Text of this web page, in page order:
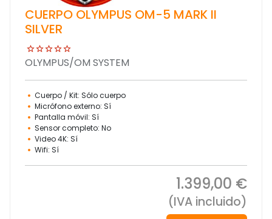
CUERPO OLYMPUS OM-5 MARK II
SILVER
OLYMPUS/OM SYSTEM
Cuerpo / Kit: Sólo cuerpo
Micrófono externo: Sí
Pantalla móvil: Sí
Sensor completo: No
Video 4K: Sí
Wifi: Sí
1.399,00 €
(IVA incluido)